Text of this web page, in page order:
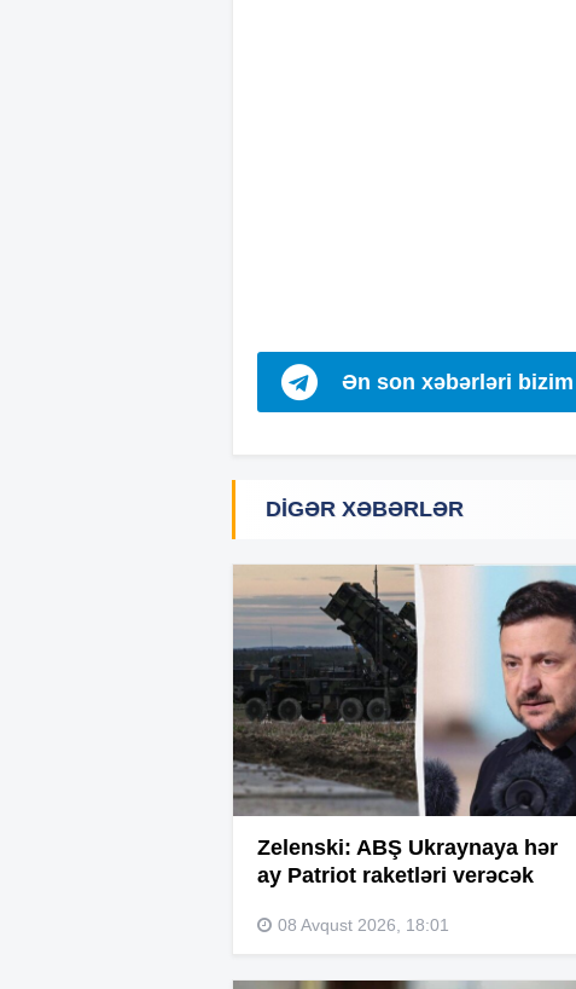
Ən son xəbərləri bizim
DIGƏR XƏBƏRLƏR
Zelenski: ABŞ Ukraynaya hər
ay Patriot raketləri verəcək
08 Avqust 2026, 18:01